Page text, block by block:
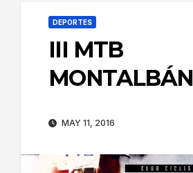
DEPORTES
III MTB
MONTALBÁN
MAY 11, 2016